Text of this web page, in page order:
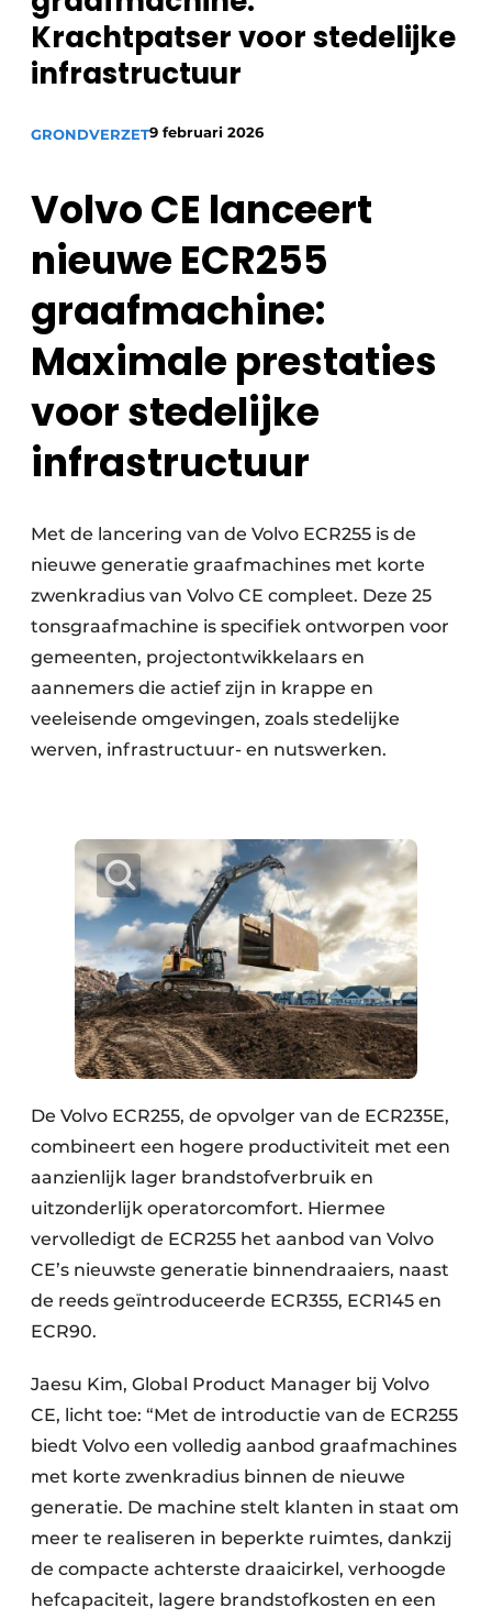
Privacy / Cookie statement
Vacature aanmelden
Vacatures
Krachtpatser voor stedelijke
infrastructuur
GRONDVERZET9 februari 2026
Volvo CE lanceert
nieuwe ECR255
graafmachine:
Maximale prestaties
voor stedelijke
infrastructuur
Met de lancering van de Volvo ECR255 is de
nieuwe generatie graafmachines met korte
zwenkradius van Volvo CE compleet. Deze 25
tonsgraafmachine is specifiek ontworpen voor
gemeenten, projectontwikkelaars en
aannemers die actief zijn in krappe en
veeleisende omgevingen, zoals stedelijke
werven, infrastructuur- en nutswerken.
De Volvo ECR255, de opvolger van de ECR235E,
combineert een hogere productiviteit met een
aanzienlijk lager brandstofverbruik en
uitzonderlijk operatorcomfort. Hiermee
vervolledigt de ECR255 het aanbod van Volvo
CE’s nieuwste generatie binnendraaiers, naast
de reeds geïntroduceerde ECR355, ECR145 en
ECR90.
Jaesu Kim, Global Product Manager bij Volvo
CE, licht toe: “Met de introductie van de ECR255
biedt Volvo een volledig aanbod graafmachines
met korte zwenkradius binnen de nieuwe
generatie. De machine stelt klanten in staat om
meer te realiseren in beperkte ruimtes, dankzij
de compacte achterste draaicirkel, verhoogde
hefcapaciteit, lagere brandstofkosten en een